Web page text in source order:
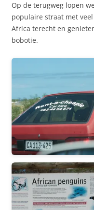
Op de terugweg lopen
populaire straat met
Africa terecht en
bobotie.